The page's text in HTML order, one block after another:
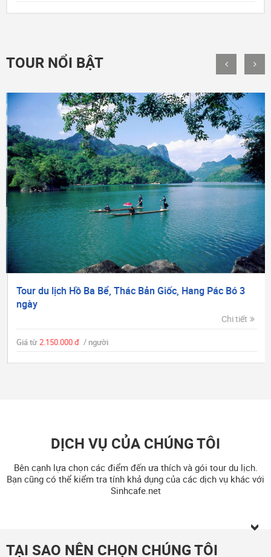
TOUR NỔI BẬT
Tour du lịch Hồ Ba Bể, Thác Bản Giốc, Hang Pác Bó 3
ngày
Chi tiết
Giá từ 2.150.000 đ / người
DỊCH VỤ CỦA CHÚNG TÔI
Bên cạnh lựa chọn các điểm đến ưa thích và gói tour du lịch.
Bạn cũng có thể kiểm tra tính khả dụng của các dịch vụ khác với
Sinhcafe.net
TẠI SAO NÊN CHỌN CHÚNG TÔI